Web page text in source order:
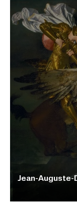
Jean-Auguste-